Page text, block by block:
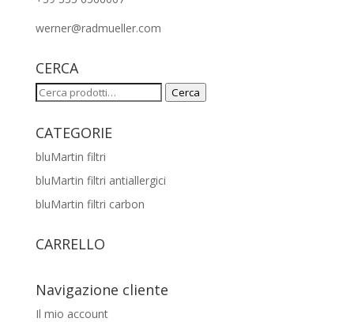
werner@radmueller.com
CERCA
Cerca: Cerca
CATEGORIE
bluMartin filtri
bluMartin filtri antiallergici
bluMartin filtri carbon
CARRELLO
Navigazione cliente
Il mio account